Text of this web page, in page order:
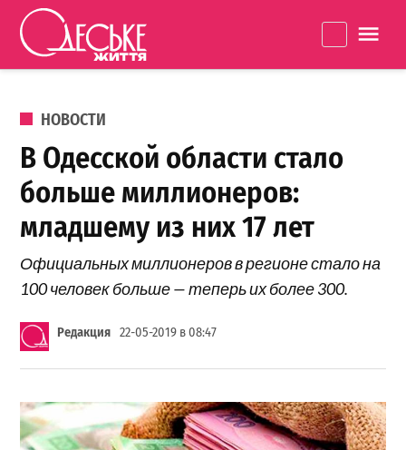
Перейти к содержанию
життя
ОПУБЛИКОВАНО В
НОВОСТИ
В Одесской области стало
больше миллионеров:
младшему из них 17 лет
Официальных миллионеров в регионе стало на
100 человек больше — теперь их более 300.
Редакция 22-05-2019 в 08:47